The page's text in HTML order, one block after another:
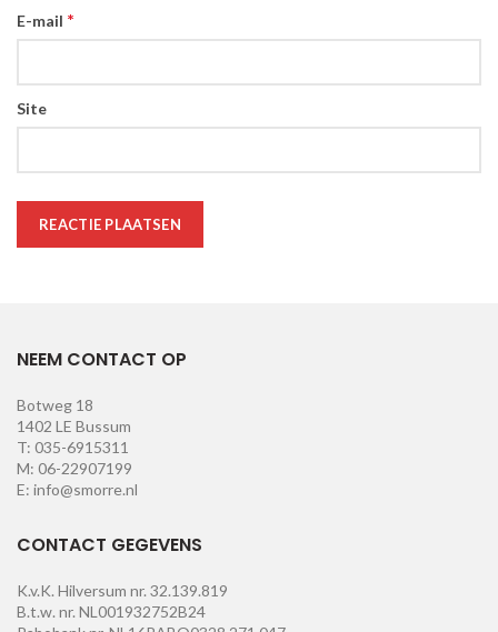
E-mail *
Site
NEEM CONTACT OP
Botweg 18
1402 LE Bussum
T: 035-6915311
M: 06-22907199
E: info@smorre.nl
CONTACT GEGEVENS
K.v.K. Hilversum nr. 32.139.819
B.t.w. nr. NL001932752B24